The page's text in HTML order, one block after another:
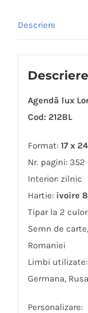
Descriere
Descriere
Agendă lux
Cod: 212BL
Format: 17 x
Nr. pagini: 352
Interior: zilnic
Hartie: ivoire
Tipar la 2
Semn de
Romaniei
Limbi utilizate:
Germana,
Personalizare: